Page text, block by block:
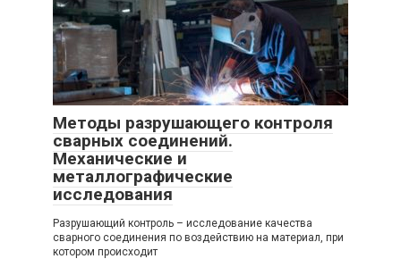
Методы разрушающего контроля
сварных соединений.
Механические и
металлографические
исследования
Разрушающий контроль – исследование качества
сварного соединения по воздействию на материал, при
котором происходит